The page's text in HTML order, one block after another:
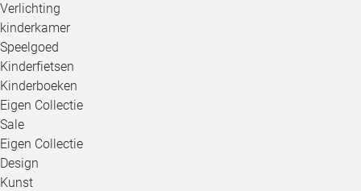
Verlichting
kinderkamer
Speelgoed
Kinderfietsen
Kinderboeken
Eigen Collectie
Sale
Eigen Collectie
Design
Kunst